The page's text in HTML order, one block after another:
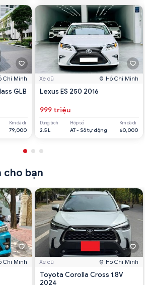
Chí Minh
GLB
Km đã đi
79,000
Xe cũ Hồ Chí Minh
Lexus ES 250 2016
999 triệu
Dung tích
2.5 L
Hộp số
AT - Số tự động
Km đã đi
60,000
cho bạn
Chí Minh Xe cũ Hồ Chí Minh
Toyota Corolla Cross 1.8V
2024